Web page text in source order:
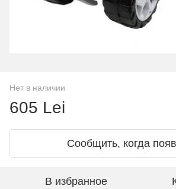
Нет в наличии
605 Lei
Сообщить, когда
В избранное